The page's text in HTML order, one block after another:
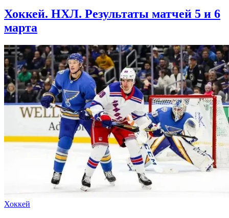
Хоккей. НХЛ. Результаты матчей 5 и 6
марта
Хоккей